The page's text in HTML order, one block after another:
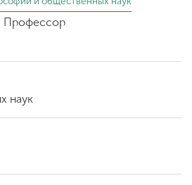
Профессор
наук